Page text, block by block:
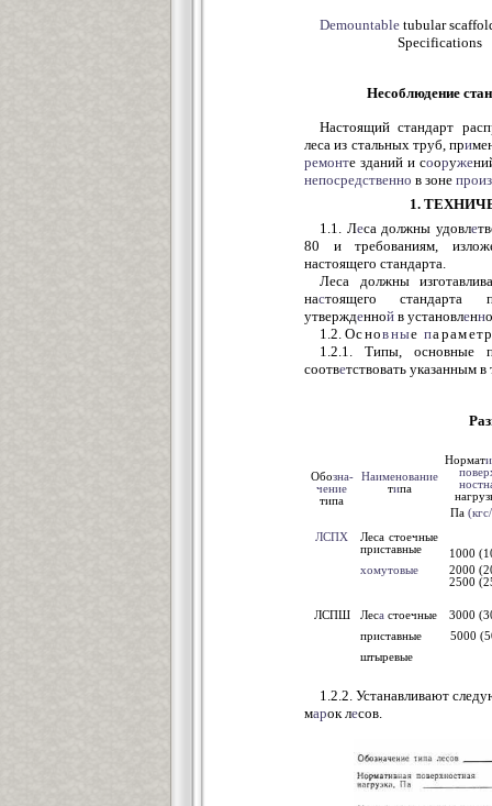
Demountable tubular
Specifications
Несоблюдение
Настоящий стандарт
леса из стальных труб, при
ремонте зданий и сооруже
непосредственно в зоне
1.
1.1. Леса должны удовле
80 и требованиям,
настоящего стандарта.
Леса должны
настоящего стандарта
утвержденной в установленн
1.2. Основныеп
1.2.1. Типы, основные
соответствовать указанным в
Обозна-
чение
типа
Наименование
типа
Нормати
Па
ЛСПХ
Леса стоечные
приставные
1000
хомутовые
2000
2500
ЛСПШ Леса стоечные
3000
приставные
5000
штыревые
1.2.2. Устанавливают
марок лесов.